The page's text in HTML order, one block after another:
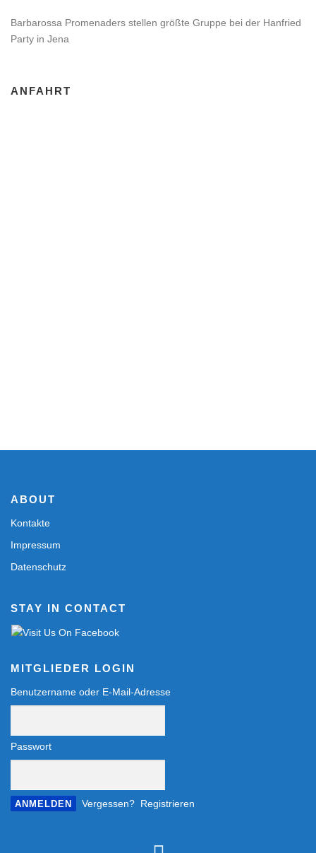
Barbarossa Promenaders stellen größte Gruppe bei der Hanfried
Party in Jena
ANFAHRT
ABOUT
Kontakte
Impressum
Datenschutz
STAY IN CONTACT
MITGLIEDER LOGIN
Benutzername oder E-Mail-Adresse
Passwort
Vergessen? Registrieren